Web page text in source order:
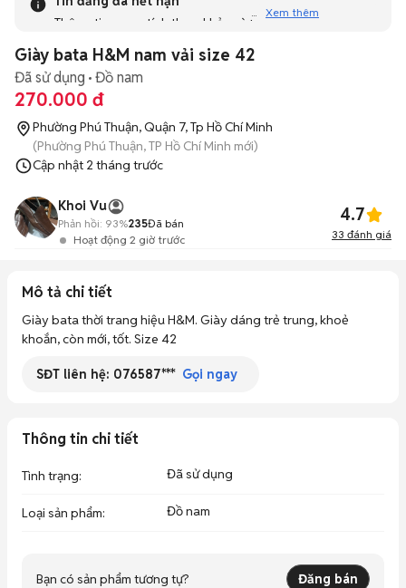
Thông tin mang tính tham khảo và bạn không thể liên hệ
tương tự khác dưới đây nhé!
Xem thêm
Giày bata H&M nam vải size 42
Đã sử dụng Đồ nam
270.000 đ
Phường Phú Thuận, Quận 7, Tp Hồ Chí Minh
(Phường Phú Thuận, TP Hồ Chí Minh mới)
Cập nhật 2 tháng trước
Khoi Vu
Hoạt động 2 giờ trước
Phản hồi: 93%235Đã bán 4.7
33 đánh giá
Mô tả chi tiết
Giày bata thời trang hiệu H&M. Giày dáng trẻ trung, khoẻ
khoắn, còn mới, tốt. Size 42
SĐT liên hệ: 076587*** Gọi ngay
Thông tin chi tiết
Tình trạng: Đã sử dụng
Loại sản phẩm: Đồ nam
Bạn có sản phẩm tương tự? Đăng bán